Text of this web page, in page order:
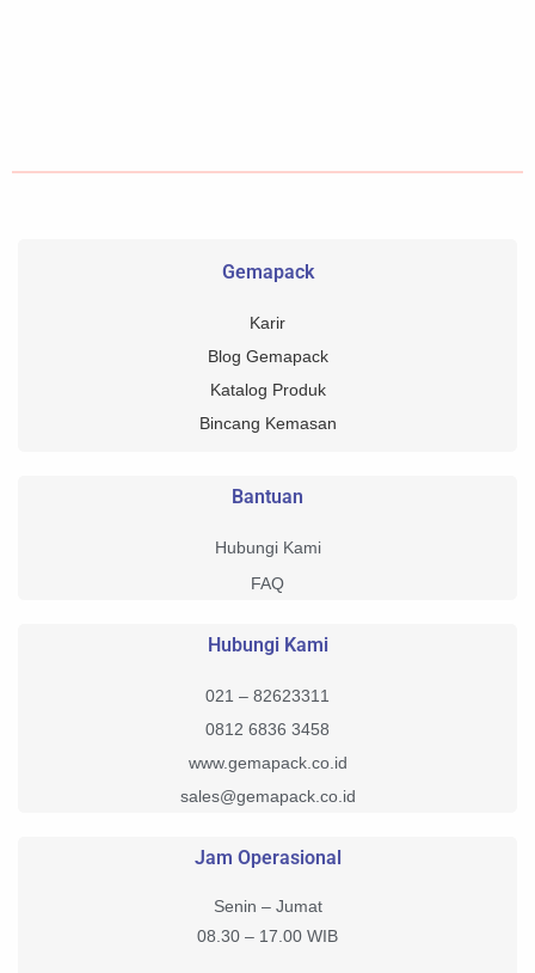
Gemapack
Karir
Blog Gemapack
Katalog Produk
Bincang Kemasan
Bantuan
Hubungi Kami
FAQ
Hubungi Kami
021 – 82623311
0812 6836 3458
www.gemapack.co.id
sales@gemapack.co.id
Jam Operasional
Senin – Jumat
08.30 – 17.00 WIB